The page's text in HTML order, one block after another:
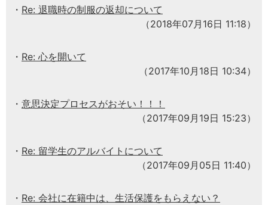
Re: 退職時の制服の返却について
（2018年07月16日 11:18）
Re: 心を開いて
（2017年10月18日 10:34）
意思決定プロセスがおそい！！！
（2017年09月19日 15:23）
Re: 留学生のアルバイトについて
（2017年09月05日 11:40）
Re: 会社に在籍中は、生活保護をもらえない？